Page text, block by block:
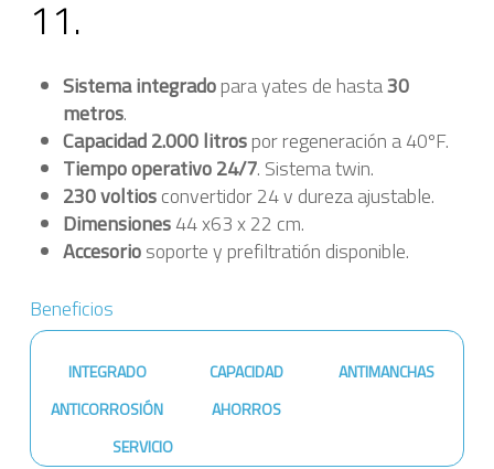
11.
Sistema integradopara yates de hasta30
metros.
Capacidad 2.000 litrospor regeneración a 40ºF.
Tiempo operativo 24/7. Sistema twin.
230 voltiosconvertidor 24 v dureza ajustable.
Dimensiones44 x63 x 22 cm.
Accesoriosoporte y prefiltratión disponible.
Beneficios
INTEGRADO CAPACIDAD
ANTIMANCHAS
ANTICORROSIÓN
AHORROS
SERVICIO